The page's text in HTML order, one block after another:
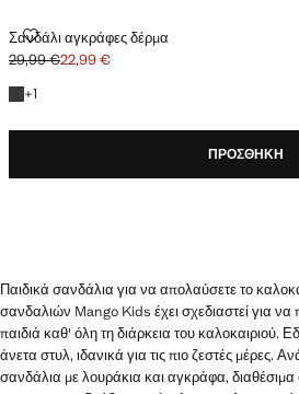
Σανδάλι αγκράφες δέρμα
ΣΑΝΔΆΛΙ ΑΓΚΡΆΦΕΣ ΔΈΡΜΑ
Αρχική τιμή με διαγραφή [29,99 € ]
29,99 €
Ισχύουσα τιμή [22,99 € ]
22,99 €
+1
+1 χρώμα
ΠΡΟΣΘΉΚΗ
Παιδικά σανδάλια για να απολαύσετε το
σανδαλιών Mango Kids έχει σχεδιαστεί για να
παιδιά καθ' όλη τη διάρκεια του καλοκαιριού.
άνετα στυλ, ιδανικά για τις πιο ζεστές μέρες.
σανδάλια με λουράκια και αγκράφα,